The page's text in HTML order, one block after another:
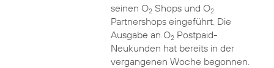
seinen O2Shops und O2
Partnershops eingeführt. Die
Ausgabe an O2Postpaid-
Neukunden hat bereits in der
vergangenen Woche begonnen.